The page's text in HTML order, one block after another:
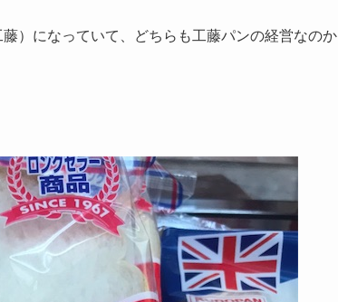
）になっていて、どちらも工藤パンの経営なのか